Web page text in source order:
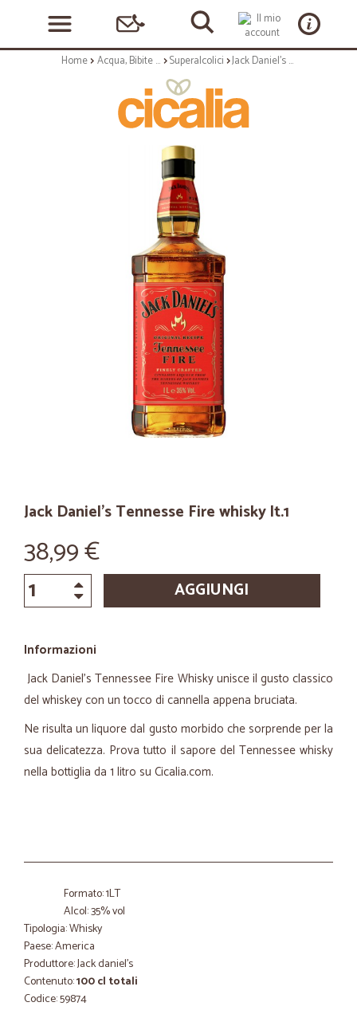
Home Acqua, Bibite e Alcolici Superalcolici Jack Daniel's Tennesse Fire whisky lt.1
Jack Daniel's Tennesse Fire whisky lt.1
38,99 €
AGGIUNGI
Informazioni
Jack Daniel's Tennessee Fire Whisky unisce il gusto classico
del whiskey con un tocco di cannella appena bruciata.
Ne risulta un liquore dal gusto morbido che sorprende per la
sua delicatezza. Prova tutto il sapore del Tennessee whisky
nella bottiglia da 1 litro su Cicalia.com.
Formato: 1LT
Alcol: 35% vol
Tipologia: Whisky
Paese: America
Produttore: Jack daniel's
Contenuto:100 cl totali
Codice: 59874